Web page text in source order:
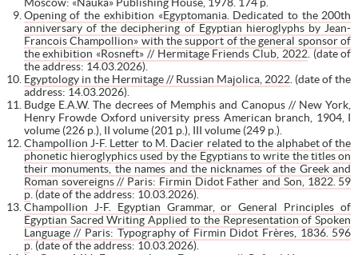
Opening of the exhibition «Egyptomania. Dedicated to the 200th
anniversary of the deciphering of Egyptian hieroglyphs by Jean-
Francois Champollion» with the support of the general sponsor of
the exhibition «Rosneft» // Hermitage Friends Club, 2022. (date of
the address: 14.03.2026).
Egyptology in the Hermitage // Russian Majolica, 2022 . (date of the
address: 14.03.2026).
Budge E.A.W. The decrees of Memphis and Canopus // New York,
Henry Frowde Oxford university press American branch, 1904, I
volume (226 p.), II volume (201 p.), III volume (249 p.).
Champollion J-F. Letter to M. Dacier related to the alphabet of the
phonetic hieroglyphics used by the Egyptians to write the titles on
their monuments, the names and the nicknames of the Greek and
Roman sovereigns // Paris: Firmin Didot Father and Son, 1822. 59
p. (date of the address: 10.03.2026).
Champollion J-F. Egyptian Grammar, or General Principles of
Egyptian Sacred Writing Applied to the Representation of Spoken
Language // Paris: Typography of Firmin Didot Frères, 1836. 596
p. (date of the address: 10.03.2026).